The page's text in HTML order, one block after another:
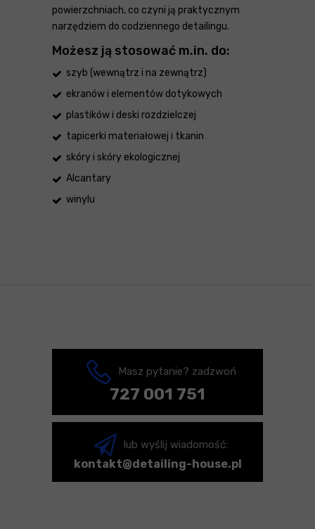
powierzchniach, co czyni ją praktycznym
narzędziem do codziennego detailingu.
Możesz ją stosować m.in. do:
szyb (wewnątrz i na zewnątrz)
ekranów i elementów dotykowych
plastików i deski rozdzielczej
tapicerki materiałowej i tkanin
skóry i skóry ekologicznej
Alcantary
winylu
Masz pytanie? zadzwoń
727 001 751
lub wyślij wiadomość:
kontakt@detailing-house.pl